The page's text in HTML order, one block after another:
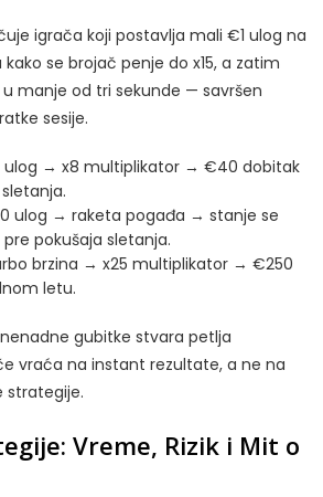
igrača koji postavlja mali €1 ulog na
se brojač penje do x15, a zatim
u manje od tri sekunde — savršen
sesije.
→ x8 multiplikator → €40 dobitak
ulog → raketa pogađa → stanje se
pokušaja sletanja.
brzina → x25 multiplikator → €250
letu.
gubitke stvara petlja
vraća na instant rezultate, a ne na
strategije.
Vreme, Rizik i Mit o